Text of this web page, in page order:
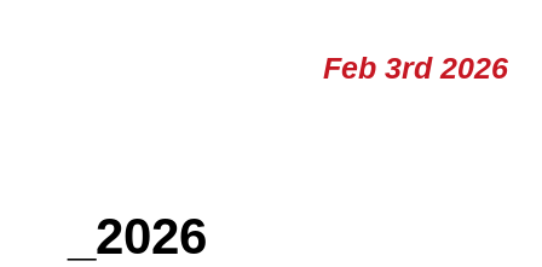
Feb 3rd 2026
_2026